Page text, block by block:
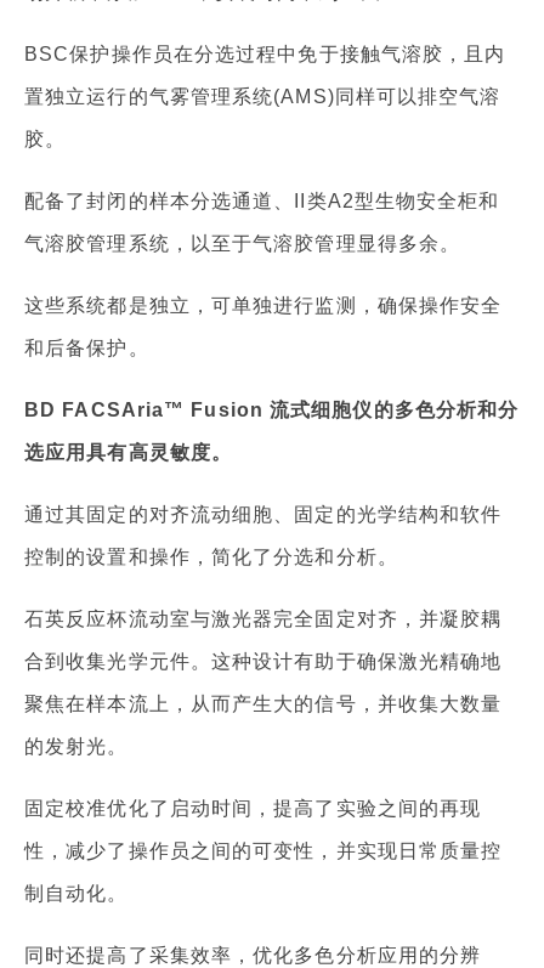
BSC保护操作员在分选过程中免于接触气溶胶，且内
置独立运行的气雾管理系统(AMS)同样可以排空气溶
胶。
配备了封闭的样本分选通道、II类A2型生物安全柜和
气溶胶管理系统，以至于气溶胶管理显得多余。
这些系统都是独立，可单独进行监测，确保操作安全
和后备保护。
BD FACSAria™ Fusion 流式细胞仪的多色分析和分
选应用具有高灵敏度。
通过其固定的对齐流动细胞、固定的光学结构和软件
控制的设置和操作，简化了分选和分析。
石英反应杯流动室与激光器完全固定对齐，并凝胶耦
合到收集光学元件。这种设计有助于确保激光精确地
聚焦在样本流上，从而产生大的信号，并收集大数量
的发射光。
固定校准优化了启动时间，提高了实验之间的再现
性，减少了操作员之间的可变性，并实现日常质量控
制自动化。
同时还提高了采集效率，优化多色分析应用的分辨